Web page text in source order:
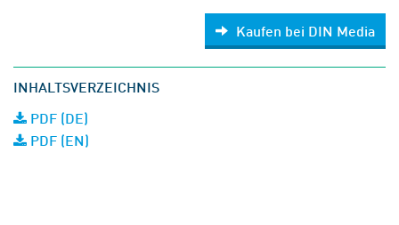
Kaufen bei DIN Media
INHALTSVERZEICHNIS
PDF (DE)
PDF (EN)